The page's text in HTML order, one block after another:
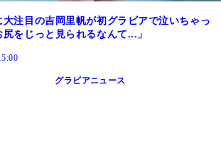
大注目の吉岡里帆が初グラビアで泣いちゃっ
をじっと見られるなんて...」
グラビアニュース